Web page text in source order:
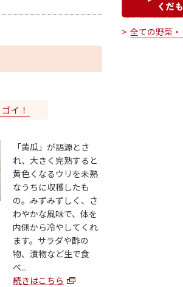
イ！
「黄瓜」が語源とさ
れ、大きく完熟すると
黄色くなるウリを未熟
なうちに収穫したも
の。みずみずしく、さ
わやかな風味で、体を
内側から冷やしてくれ
ます。サラダや酢の
物、漬物など生で食
べ...
続きはこちら
全ての野菜